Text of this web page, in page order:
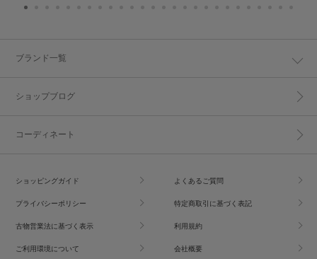
ブランド一覧
ショップブログ
コーディネート
ショッピングガイド よくあるご質問
プライバシーポリシー 特定商取引に基づく表記
古物営業法に基づく表示 利用規約
ご利用環境について 会社概要